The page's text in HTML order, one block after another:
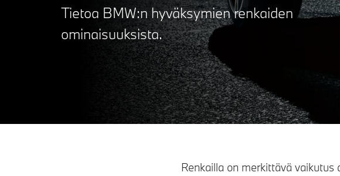
Tietoa BMW:n hyväksymien renkaiden
ominaisuuksista.
Renkailla on merkittävä